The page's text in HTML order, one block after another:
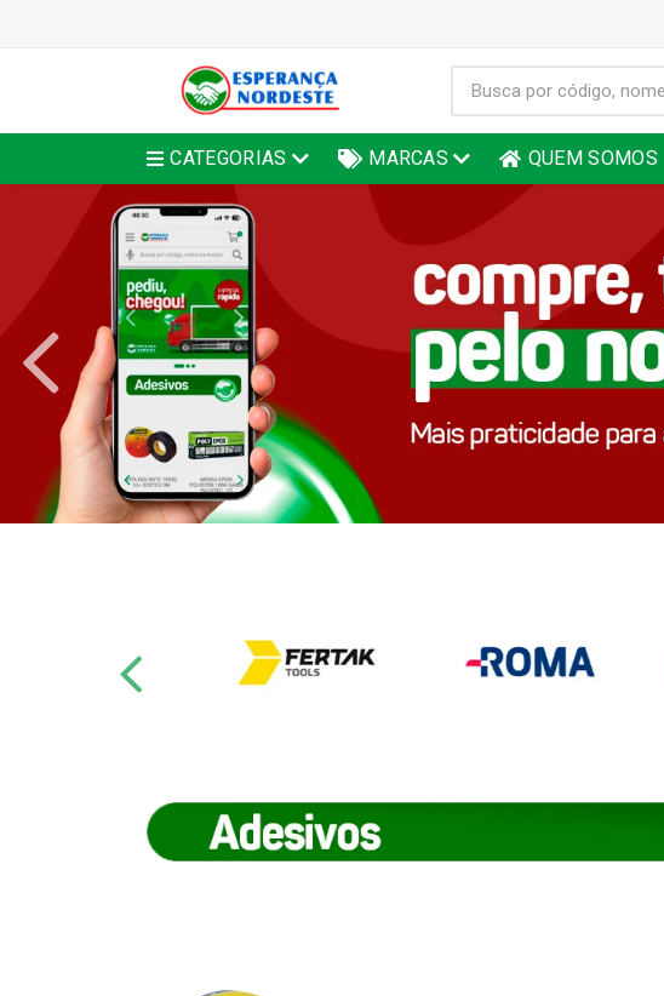
CATEGORIAS MARCAS QUEM SOMOS